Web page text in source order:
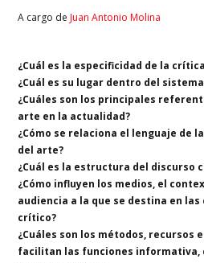
A cargo deJuan Antonio Molina
¿Cuál es la especificidad de la
¿Cuál es su lugar dentro del
¿Cuáles son los principales
arte en la actualidad?
¿Cómo se relaciona el lenguaje de
del arte?
¿Cuál es la estructura del discurso
¿Cómo influyen los medios, el
audiencia a la que se destina en
crítico?
¿Cuáles son los métodos,
facilitan las funciones informativa,